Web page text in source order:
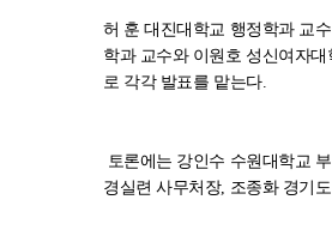
허 훈 대진대학교 행정학과 교
학과 교수와 이원호 성신여자
로 각각 발표를 맡는다.
토론에는 강인수 수원대학교
경실련 사무처장, 조종화 경기